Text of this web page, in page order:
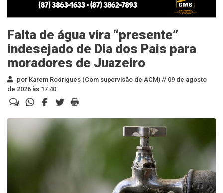
Falta de água vira “presente”
indesejado de Dia dos Pais para
moradores de Juazeiro
por Karem Rodrigues (Com supervisão de ACM) // 09 de agosto
de 2026 às 17:40